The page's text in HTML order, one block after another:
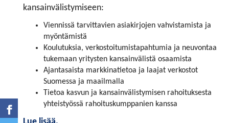
kansainvälistymiseen:
Viennissä tarvittavien asiakirjojen vahvistamista ja
myöntämistä
Koulutuksia, verkostoitumistapahtumia ja neuvontaa
tukemaan yritysten kansainvälistä osaamista
Ajantasaista markkinatietoa ja laajat verkostot
Suomessa ja maailmalla
Tietoa kasvun ja kansainvälistymisen rahoituksesta
yhteistyössä rahoituskumppanien kanssa